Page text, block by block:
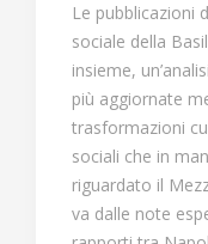
Le pubblicazioni
sociale della
insieme,
più aggiornate
trasformazioni
sociali che in
riguardato il
va dalle note